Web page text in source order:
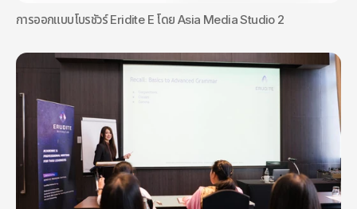
การออกแบบโบรชัวร์ Eridite E โดย Asia Media Studio 2